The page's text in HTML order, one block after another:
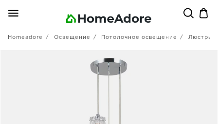
Homeadore Освещение Потолочное освещение Люстры